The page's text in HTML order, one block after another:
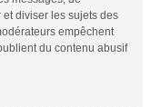
diviser les sujets des
empêchent
du contenu abusif